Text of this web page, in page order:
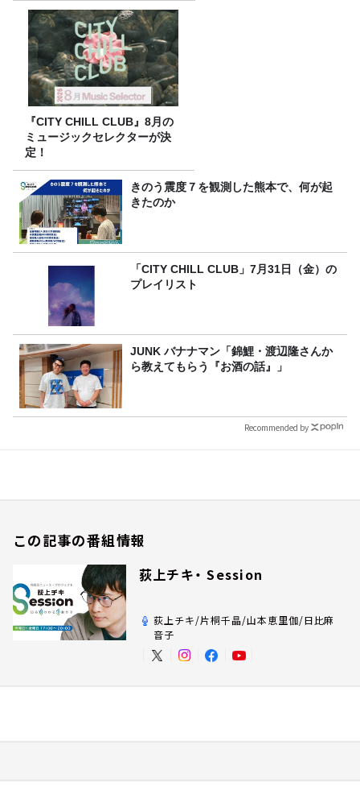
『CITY CHILL CLUB』8月の
ミュージックセレクターが決
定！
きのう震度７を観測した熊本で、何が起
きたのか
「CITY CHILL CLUB」7月31日（金）の
プレイリスト
JUNK バナナマン「錦鯉・渡辺隆さんか
ら教えてもらう『お酒の話』」
Recommended by
この記事の番組情報
荻上チキ・ Session
荻上チキ/片桐千晶/山本恵里伽/日比麻
音子